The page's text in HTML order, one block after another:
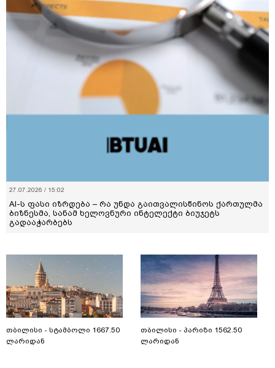
27.07.2026 / 15:02
AI-ს ფასი იზრდება – რა უნდა გაითვალისწინოს ქართულმა
ბიზნესმა, სანამ ხელოვნური ინტელექტი ბიუჯეტს
გადააჭარბებს
თბილისი - სტამბოლი 1667.50
ლარიდან
თბილისი - პარიზი 1562.50
ლარიდან